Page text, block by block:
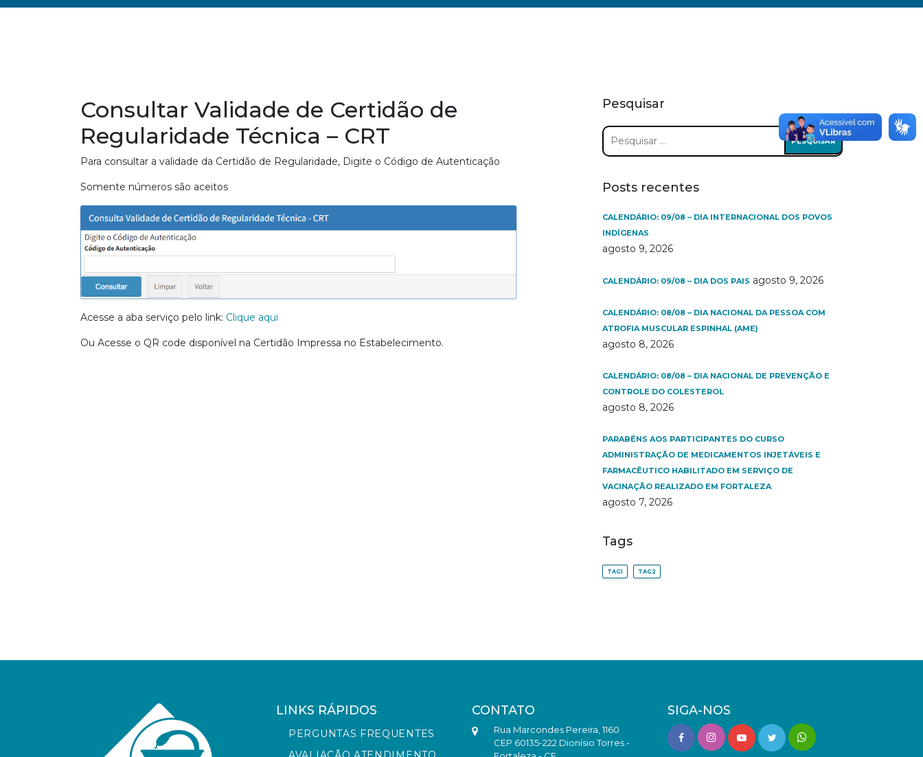
Consultar Validade de Certidão de
Regularidade Técnica – CRT
Para consultar a validade da Certidão de Regularidade, Digite o Código de Autenticação
Somente números são aceitos
Acesse a aba serviço pelo link: Clique aqui
Ou Acesse o QR code disponível na Certidão Impressa no Estabelecimento.
Pesquisar
Pesquisar
por:
Posts recentes
CALENDÁRIO: 09/08 – DIA INTERNACIONAL DOS POVOS
INDÍGENAS
agosto 9, 2026
CALENDÁRIO: 09/08 – DIA DOS PAIS agosto 9, 2026
CALENDÁRIO: 08/08 – DIA NACIONAL DA PESSOA COM
ATROFIA MUSCULAR ESPINHAL (AME)
agosto 8, 2026
CALENDÁRIO: 08/08 – DIA NACIONAL DE PREVENÇÃO E
CONTROLE DO COLESTEROL
agosto 8, 2026
PARABÉNS AOS PARTICIPANTES DO CURSO
ADMINISTRAÇÃO DE MEDICAMENTOS INJETÁVEIS E
FARMACÊUTICO HABILITADO EM SERVIÇO DE
VACINAÇÃO REALIZADO EM FORTALEZA
agosto 7, 2026
Tags
TAG1 TAG2
LINKS RÁPIDOS
PERGUNTAS FREQUENTES
CONTATO
Rua Marcondes Pereira, 1160
CEP 60135-222 Dionísio Torres -
SIGA-NOS